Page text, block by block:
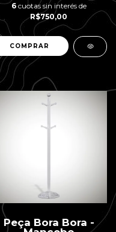
6cuotas sin interés de
R$750,00
Peça Bora Bora -